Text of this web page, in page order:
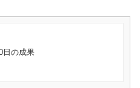
日の成果